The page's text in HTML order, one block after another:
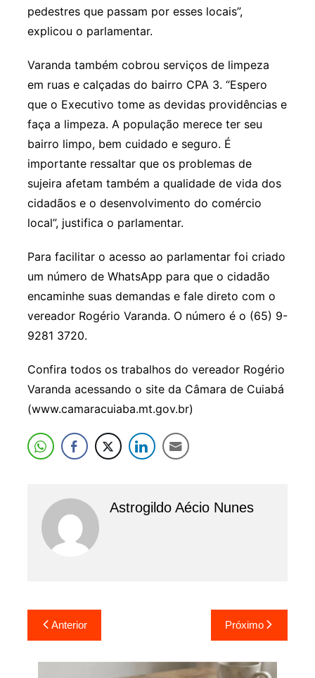
pedestres que passam por esses locais”,
explicou o parlamentar.
Varanda também cobrou serviços de limpeza
em ruas e calçadas do bairro CPA 3. “Espero
que o Executivo tome as devidas providências e
faça a limpeza. A população merece ter seu
bairro limpo, bem cuidado e seguro. É
importante ressaltar que os problemas de
sujeira afetam também a qualidade de vida dos
cidadãos e o desenvolvimento do comércio
local”, justifica o parlamentar.
Para facilitar o acesso ao parlamentar foi criado
um número de WhatsApp para que o cidadão
encaminhe suas demandas e fale direto com o
vereador Rogério Varanda. O número é o (65) 9-
9281 3720.
Confira todos os trabalhos do vereador Rogério
Varanda acessando o site da Câmara de Cuiabá
(www.camaracuiaba.mt.gov.br)
Astrogildo Aécio Nunes
Navegação
de
Post
Anterior Próximo